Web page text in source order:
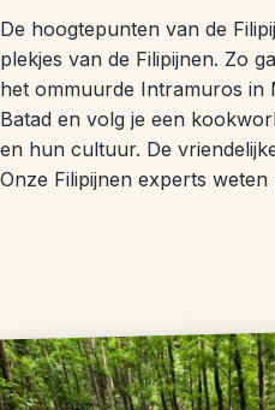
De hoogtepunten van de
plekjes van de Filipijnen. Zo
het ommuurde Intramuros in
Batad en volg je een
en hun cultuur. De
Onze Filipijnen experts